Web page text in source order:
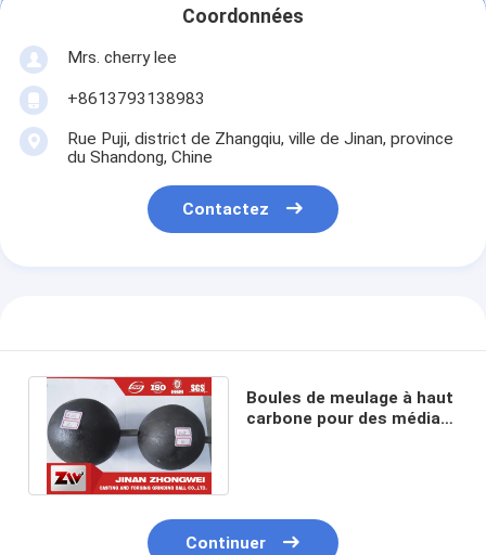
Coordonnées
Mrs. cherry lee
+8613793138983
Rue Puji, district de Zhangqiu, ville de Jinan, province
du Shandong, Chine
Contactez
Boules de meulage à haut
carbone pour des médias
Continuer